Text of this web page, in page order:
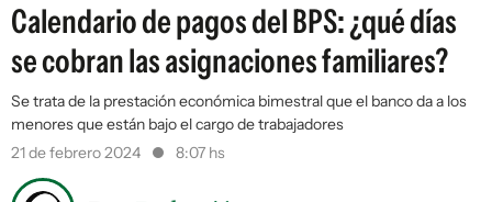
Calendario de pagos del BPS: ¿qué días
se cobran las asignaciones familiares?
Se trata de la prestación económica bimestral que el banco da a los
menores que están bajo el cargo de trabajadores
21 de febrero 2024
8:07 hs